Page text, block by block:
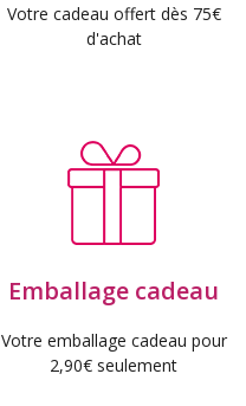
Votre cadeau offert dès 75€
d'achat
Emballage cadeau
Votre emballage cadeau pour
2,90€ seulement